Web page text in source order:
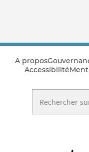
A propos
Accessibilité